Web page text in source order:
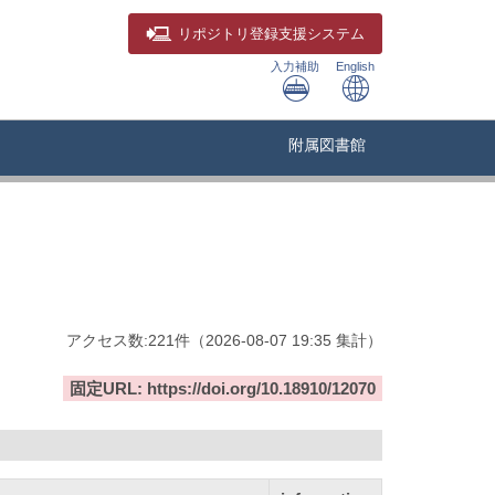
リポジトリ 登録支援システム
入力補助 English
附属図書館
アクセス数:221件 （2026-08-07 19:35 集計）
固定URL: https://doi.org/10.18910/12070